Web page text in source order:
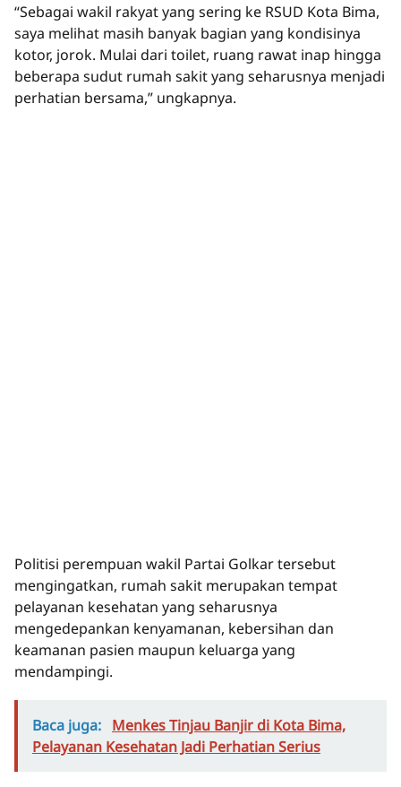
“Sebagai wakil rakyat yang sering ke RSUD Kota Bima,
saya melihat masih banyak bagian yang kondisinya
kotor, jorok. Mulai dari toilet, ruang rawat inap hingga
beberapa sudut rumah sakit yang seharusnya menjadi
perhatian bersama,” ungkapnya.
Politisi perempuan wakil Partai Golkar tersebut
mengingatkan, rumah sakit merupakan tempat
pelayanan kesehatan yang seharusnya
mengedepankan kenyamanan, kebersihan dan
keamanan pasien maupun keluarga yang
mendampingi.
Baca juga: Menkes Tinjau Banjir di Kota Bima,
Pelayanan Kesehatan Jadi Perhatian Serius